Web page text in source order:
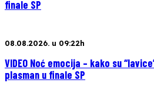
finale SP
08.08.2026. u 09:22h
VIDEO Noć emocija – kako su
plasman u finale SP